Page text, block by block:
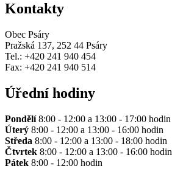
Kontakty
Obec Psáry
Pražská 137, 252 44 Psáry
Tel.: +420 241 940 454
Fax: +420 241 940 514
Úřední hodiny
Pondělí8:00 - 12:00 a 13:00 - 17:00 hodin
Úterý 8:00 - 12:00 a 13:00 - 16:00 hodin
Středa 8:00 - 12:00 a 13:00 - 18:00 hodin
Čtvrtek 8:00 - 12:00 a 13:00 - 16:00 hodin
Pátek 8:00 - 12:00 hodin